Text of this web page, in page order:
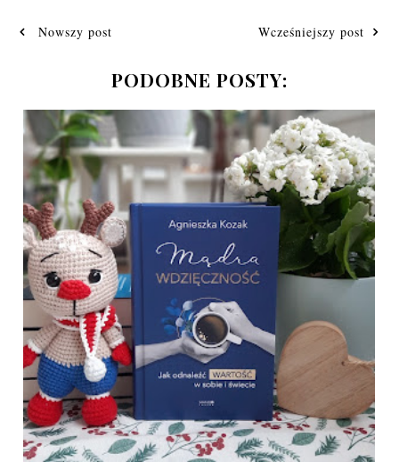
Nowszy post Wcześniejszy post
PODOBNE POSTY: